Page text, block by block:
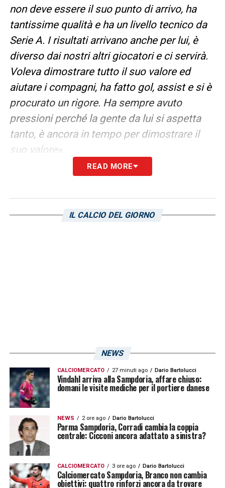
non deve essere il suo punto di arrivo, ha
tantissime qualità e ha un livello tecnico da
Serie A. I risultati arrivano anche per lui, è
diverso dai nostri altri giocatori e ci servirà.
Voleva dimostrare tutto il suo valore ed
aiutare i compagni, ha fatto gol, assist e si è
procurato un rigore. Ha sempre avuto
pressioni perché la gente da lui si aspetta
tanto, è ancora in tempo per dimostrare il
suo valore».
PERCORSO E FERRARIS –«Se vinci vai
tutte e dare continuità. In trasferta sentiamo
LEONI –
Sono contento per Leoni, non è
semplice buttare dentro un giocatore di
diciassette anno. Diventerà un giocatore
forte, è un ragazzo intelligente ed ambizioso.
I giovani sono maturati, ora giocano con una
certa sicurezza e interpretano le gare con
molta qualità».
READ MORE
IL CALCIO DEL GIORNO
NEWS
CALCIOMERCATO 27 minuti ago Dario Bartolucci
Vindahl arriva alla Sampdoria, affare chiuso:
domani le visite mediche per il portiere danese
NEWS 2 ore ago Dario Bartolucci
Parma Sampdoria, Corradi cambia la coppia
centrale: Cicconi ancora adattato a sinistra?
CALCIOMERCATO 3 ore ago Dario Bartolucci
Calciomercato Sampdoria, Branco non cambia
obiettivi: quattro rinforzi ancora da trovare